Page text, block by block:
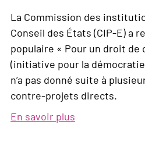
La Commission des
Conseil des États (CIP-E) a
populaire « Pour un droit de
(initiative pour la
n’a pas donné suite à
contre-projets directs.
En savoir plus